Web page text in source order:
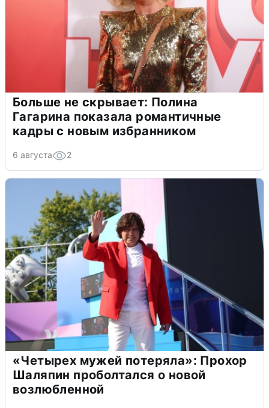
Больше не скрывает: Полина
Гагарина показала романтичные
кадры с новым избранником
6 августа 2
«Четырех мужей потеряла»: Прохор
Шаляпин проболтался о новой
возлюбленной